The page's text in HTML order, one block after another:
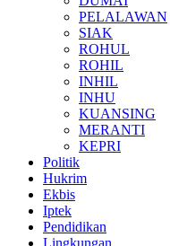
PELALAWAN
SIAK
ROHUL
ROHIL
INHIL
INHU
KUANSING
MERANTI
KEPRI
Politik
Hukrim
Ekbis
Iptek
Pendidikan
Lingkungan